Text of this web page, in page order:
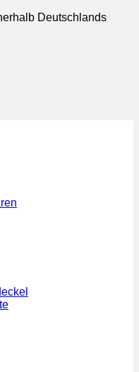
Deutschlands